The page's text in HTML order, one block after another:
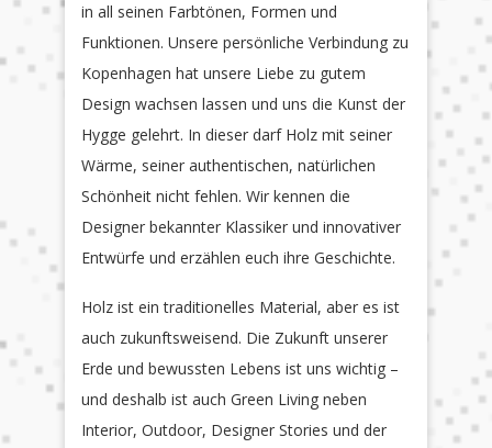
in all seinen Farbtönen, Formen und
Funktionen. Unsere persönliche Verbindung zu
Kopenhagen hat unsere Liebe zu gutem
Design wachsen lassen und uns die Kunst der
Hygge gelehrt. In dieser darf Holz mit seiner
Wärme, seiner authentischen, natürlichen
Schönheit nicht fehlen. Wir kennen die
Designer bekannter Klassiker und innovativer
Entwürfe und erzählen euch ihre Geschichte.
Holz ist ein traditionelles Material, aber es ist
auch zukunftsweisend. Die Zukunft unserer
Erde und bewussten Lebens ist uns wichtig –
und deshalb ist auch Green Living neben
Interior, Outdoor, Designer Stories und der